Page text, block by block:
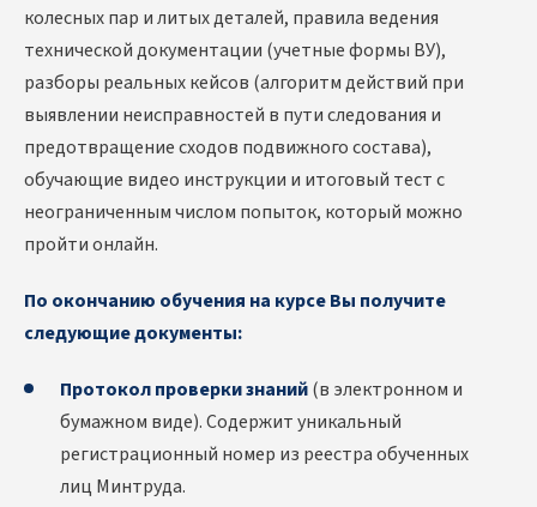
колесных пар и литых деталей, правила ведения
технической документации (учетные формы ВУ),
разборы реальных кейсов (алгоритм действий при
выявлении неисправностей в пути следования и
предотвращение сходов подвижного состава),
обучающие видео инструкции и итоговый тест с
неограниченным числом попыток, который можно
пройти онлайн.
По окончанию обучения на курсе Вы получите
следующие документы:
Протокол проверки знаний(в электронном и
бумажном виде). Содержит уникальный
регистрационный номер из реестра обученных
лиц Минтруда.